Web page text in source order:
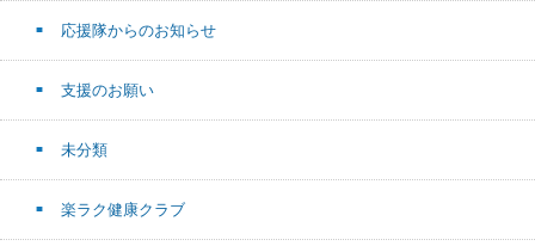
応援隊からのお知らせ
支援のお願い
未分類
楽ラク健康クラブ